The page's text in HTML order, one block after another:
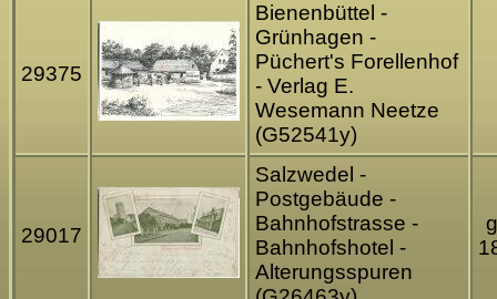
29375
Bienenbüttel -
Grünhagen -
Püchert's Forellenhof
- Verlag E.
Wesemann Neetze
(G52541y)
29017
Salzwedel -
Postgebäude -
Bahnhofstrasse -
Bahnhofshotel -
Alterungsspuren